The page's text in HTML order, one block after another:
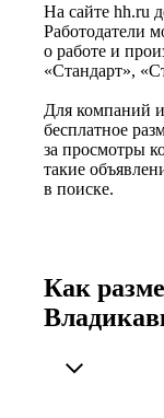
На сайте hh.ru
Работодатели
о работе и
«Стандарт»,
Для компаний
бесплатное
за просмотры
такие
в поиске.
Как